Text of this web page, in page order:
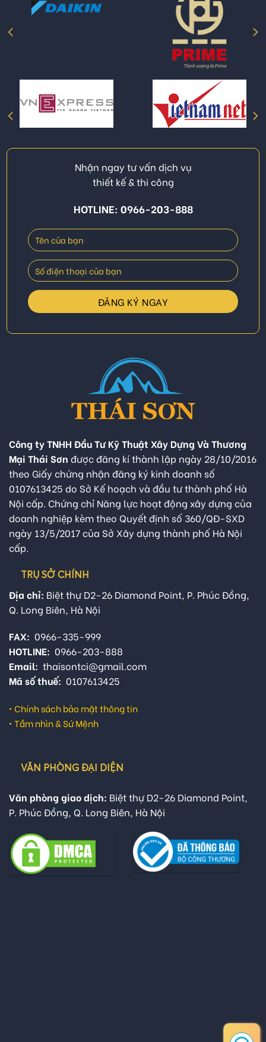
Nhận ngay tư vấn dịch vụ
thiết kế & thi công
HOTLINE: 0966-203-888
Công ty TNHH Đầu Tư Kỹ Thuật Xây Dựng Và Thương
Mại Thái Sơn được đăng kí thành lập ngày 28/10/2016
theo Giấy chứng nhận đăng ký kinh doanh số
0107613425 do Sở Kế hoạch và đầu tư thành phố Hà
Nội cấp. Chứng chỉ Năng lực hoạt động xây dựng của
doanh nghiệp kèm theo Quyết định số 360/QĐ-SXD
ngày 13/5/2017 của Sở Xây dựng thành phố Hà Nội
cấp.
TRỤ SỞ CHÍNH
Địa chỉ: Biệt thự D2-26 Diamond Point, P. Phúc Đồng,
Q. Long Biên, Hà Nội
FAX: 0966-335-999
HOTLINE: 0966-203-888
Email: thaisontci@gmail.com
Mã số thuế: 0107613425
• Chính sách bảo mật thông tin
• Tầm nhìn & Sứ Mệnh
VĂN PHÒNG ĐẠI DIỆN
Văn phòng giao dịch: Biệt thự D2-26 Diamond Point,
P. Phúc Đồng, Q. Long Biên, Hà Nội